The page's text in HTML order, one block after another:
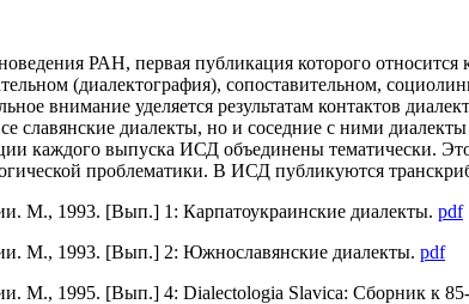
РАН, первая публикация которого
(диалектография), сопоставительном,
внимание уделяется результатам контактов
славянские диалекты, но и соседние с ними
каждого выпуска ИСД объединены тематически.
проблематики. В ИСД публикуются
М., 1993. [Вып.] 1: Карпатоукраинские диалекты. pdf
М., 1993. [Вып.] 2: Южнославянские диалекты. pdf
М., 1995. [Вып.] 4: Dialectologia Slavica: Сборник к